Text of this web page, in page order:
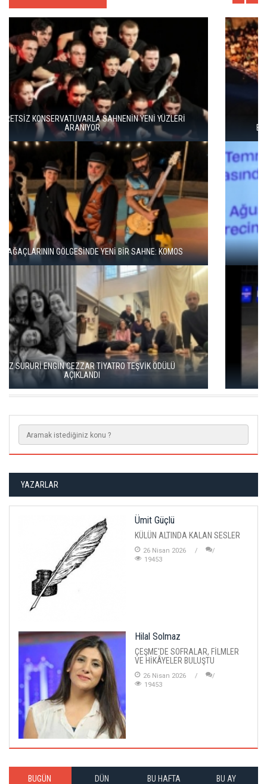
BERGAMA BİR KEZ DAHA TİYATRONUN SAHNESİ OLUYOR
BBT’DE REKOR SEYİRCİ, YENİ REPERTUVAR
KISALAR, ÇAĞIN ÇELİŞKİLERİNİ SAHNEYE TAŞIYOR
YAZARLAR
Ümit Güçlü
KÜLÜN ALTINDA KALAN SESLER
26 Nisan 2026
19453
Hilal Solmaz
ÇEŞME'DE SOFRALAR, FİLMLER
VE HİKÂYELER BULUŞTU
26 Nisan 2026
19453
BUGÜN DÜN BU HAFTA BU AY